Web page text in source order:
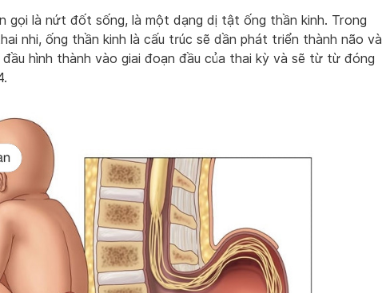
gọi là nứt đốt sống, là một dạng dị tật ống thần kinh. Trong
nhi, ống thần kinh là cấu trúc sẽ dần phát triển thành não và
hình thành vào giai đoạn đầu của thai kỳ và sẽ từ từ đóng